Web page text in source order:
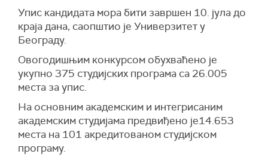
Упис кандидата мора бити завршен 10. јула до
краја дана, саопштио је Универзитет у
Београду.
Овогодишњим конкурсом обухваћено је
укупно 375 студијских програма са 26.005
места за упис.
На основним академским и интегрисаним
академским студијама предвиђено је14.653
места на 101 акредитованом студијском
програму.